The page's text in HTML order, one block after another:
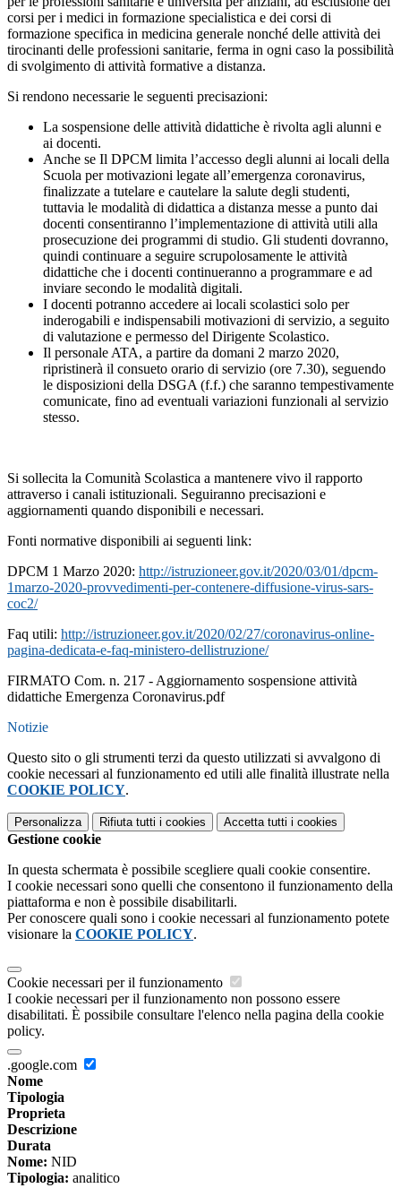
corsi per i medici in formazione specialistica e dei corsi di
formazione specifica in medicina generale nonché delle attività dei
tirocinanti delle professioni sanitarie, ferma in ogni caso la possibilità
di svolgimento di attività formative a distanza.
Si rendono necessarie le seguenti precisazioni:
La sospensione delle attività didattiche è rivolta agli alunni e
ai docenti.
Anche se Il DPCM limita l’accesso degli alunni ai locali della
Scuola per motivazioni legate all’emergenza coronavirus,
finalizzate a tutelare e cautelare la salute degli studenti,
tuttavia le modalità di didattica a distanza messe a punto dai
docenti consentiranno l’implementazione di attività utili alla
prosecuzione dei programmi di studio. Gli studenti dovranno,
quindi continuare a seguire scrupolosamente le attività
didattiche che i docenti continueranno a programmare e ad
inviare secondo le modalità digitali.
I docenti potranno accedere ai locali scolastici solo per
inderogabili e indispensabili motivazioni di servizio, a seguito
di valutazione e permesso del Dirigente Scolastico.
Il personale ATA, a partire da domani 2 marzo 2020,
ripristinerà il consueto orario di servizio (ore 7.30), seguendo
le disposizioni della DSGA (f.f.) che saranno tempestivamente
comunicate, fino ad eventuali variazioni funzionali al servizio
stesso.
Si sollecita la Comunità Scolastica a mantenere vivo il rapporto
attraverso i canali istituzionali. Seguiranno precisazioni e
aggiornamenti quando disponibili e necessari.
Fonti normative disponibili ai seguenti link:
DPCM 1 Marzo 2020: http://istruzioneer.gov.it/2020/03/01/dpcm-
1marzo-2020-provvedimenti-per-contenere-diffusione-virus-sars-
coc2/
Faq utili: http://istruzioneer.gov.it/2020/02/27/coronavirus-online-
pagina-dedicata-e-faq-ministero-dellistruzione/
FIRMATO Com. n. 217 - Aggiornamento sospensione attività
didattiche Emergenza Coronavirus.pdf
Notizie
Questo sito o gli strumenti terzi da questo utilizzati si avvalgono di
cookie necessari al funzionamento ed utili alle finalità illustrate nella
COOKIE POLICY.
Personalizza Rifiuta tutti i cookies Accetta tutti i cookies
Gestione cookie
In questa schermata è possibile scegliere quali cookie consentire.
I cookie necessari sono quelli che consentono il funzionamento della
piattaforma e non è possibile disabilitarli.
Per conoscere quali sono i cookie necessari al funzionamento potete
visionare la COOKIE POLICY.
Cookie necessari per il funzionamento
I cookie necessari per il funzionamento non possono essere
disabilitati. È possibile consultare l'elenco nella pagina della cookie
policy.
.google.com
Nome
Tipologia
Proprieta
Descrizione
Durata
Nome: NID
Tipologia: analitico